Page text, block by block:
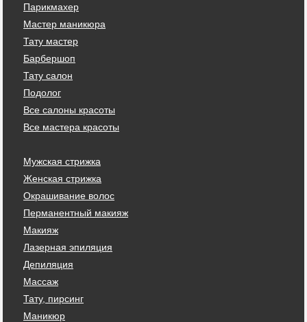
Парикмахер
Мастер маникюра
Тату мастер
Барбершоп
Тату салон
Подолог
Все салоны красоты
Все мастера красоты
Мужская стрижка
Женская стрижка
Окрашивание волос
Перманентный макияж
Макияж
Лазерная эпиляция
Депиляция
Массаж
Тату, пирсинг
Маникюр